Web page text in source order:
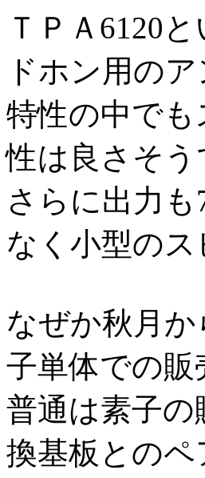
ＴＰＡ6120
ドホン用の
特性の中で
性は良さそう
さらに出力
なく小型の
なぜか秋月
子単体での
普通は素子
換基板との